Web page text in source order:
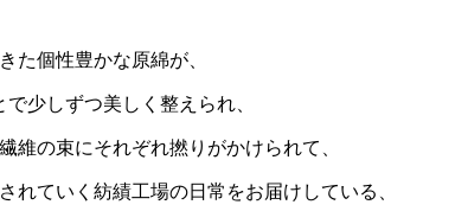
た個性豊かな原綿が、
少しずつ美しく整えられ、
維の束にそれぞれ撚りがかけられて、
れていく紡績工場の日常をお届けしている、